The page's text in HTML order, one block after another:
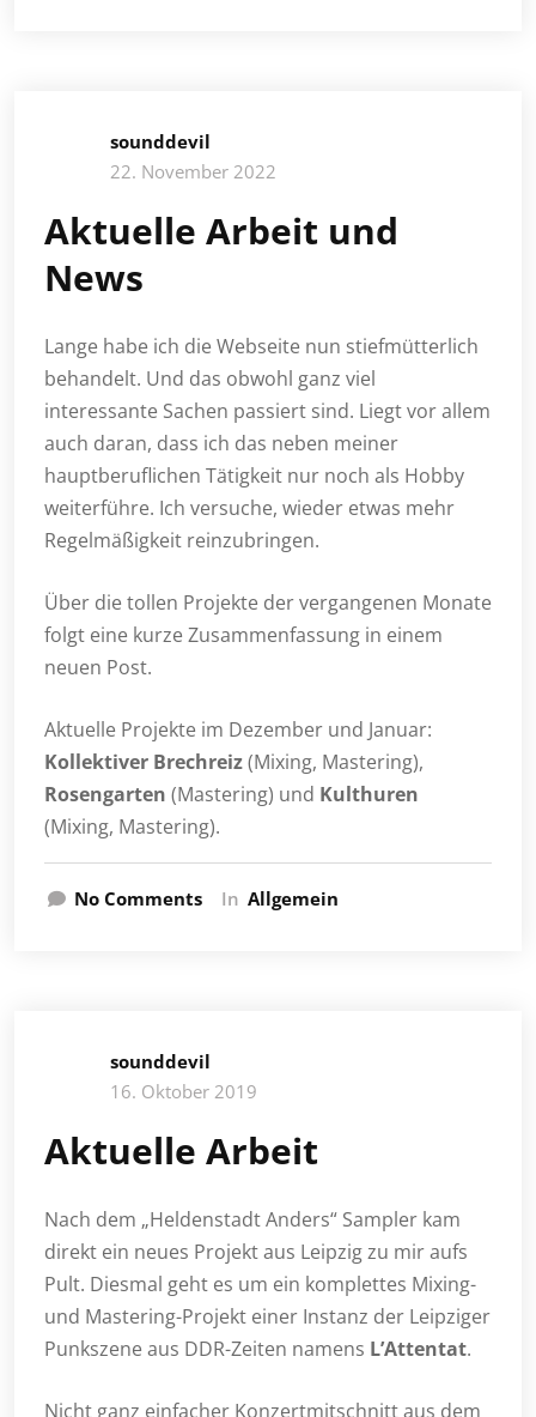
sounddevil
22. November 2022
Aktuelle Arbeit und
News
Lange habe ich die Webseite nun stiefmütterlich
behandelt. Und das obwohl ganz viel
interessante Sachen passiert sind. Liegt vor allem
auch daran, dass ich das neben meiner
hauptberuflichen Tätigkeit nur noch als Hobby
weiterführe. Ich versuche, wieder etwas mehr
Regelmäßigkeit reinzubringen.
Über die tollen Projekte der vergangenen Monate
folgt eine kurze Zusammenfassung in einem
neuen Post.
Aktuelle Projekte im Dezember und Januar:
Kollektiver Brechreiz(Mixing, Mastering),
Rosengarten (Mastering) und Kulthuren
(Mixing, Mastering).
No Comments In Allgemein
sounddevil
16. Oktober 2019
Aktuelle Arbeit
Nach dem „Heldenstadt Anders“ Sampler kam
direkt ein neues Projekt aus Leipzig zu mir aufs
Pult. Diesmal geht es um ein komplettes Mixing-
und Mastering-Projekt einer Instanz der Leipziger
Punkszene aus DDR-Zeiten namens L’Attentat.
Nicht ganz einfacher Konzertmitschnitt aus dem